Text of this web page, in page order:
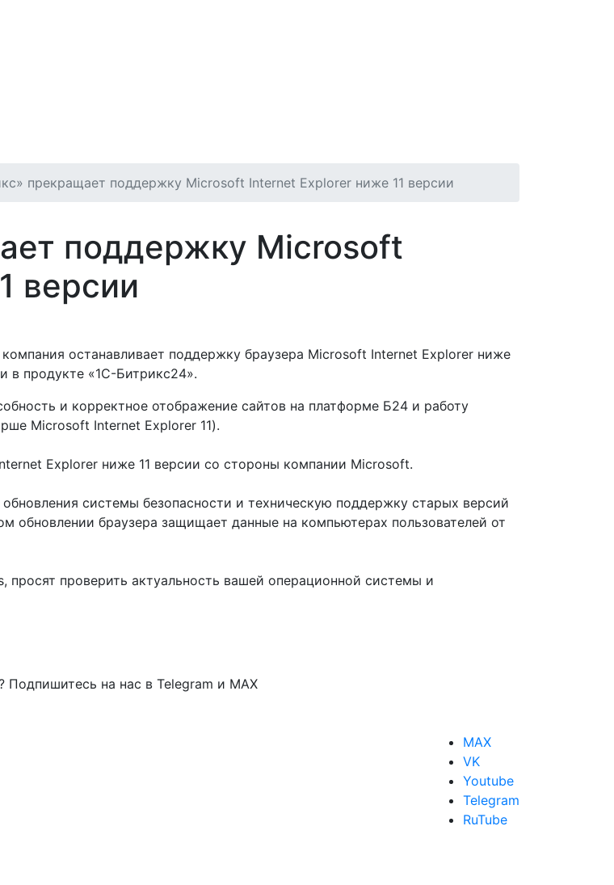
прекращает поддержку Microsoft Internet Explorer ниже 11 версии
поддержку Microsoft
версии
останавливает поддержку браузера Microsoft Internet Explorer ниже
в продукте «1С-Битрикс24».
и корректное отображение сайтов на платформе Б24 и работу
Microsoft Internet Explorer 11).
Explorer ниже 11 версии со стороны компании Microsoft.
системы безопасности и техническую поддержку старых версий
обновлении браузера защищает данные на компьютерах пользователей от
проверить актуальность вашей операционной системы и
Подпишитесь на нас в Telegram и MAX
MAX
VK
Youtube
Telegram
RuTube